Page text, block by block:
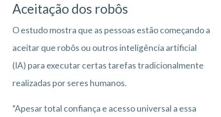
Aceitação dos robôs
O estudo mostra que as pessoas estão começando a
aceitar que robôs ou outros inteligência artificial
(IA) para executar certas tarefas tradicionalmente
realizadas por seres humanos.
“Apesar total confiança e acesso universal a essa